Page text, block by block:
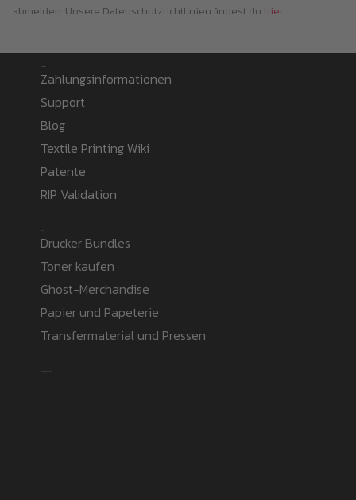
abmelden. Unsere Datenschutzrichtlinien findest du hier.
Zahlungsinformationen
Support
Blog
Textile Printing Wiki
Patente
RIP Validation
Drucker Bundles
Toner kaufen
Ghost-Merchandise
Papier und Papeterie
Transfermaterial und Pressen